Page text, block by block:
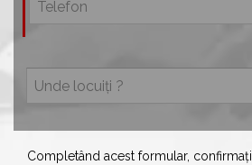
Completând acest formular,